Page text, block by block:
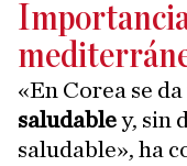
«En Corea se
saludabley, sin
saludable», ha